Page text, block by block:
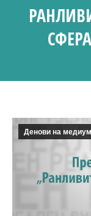
Денови на